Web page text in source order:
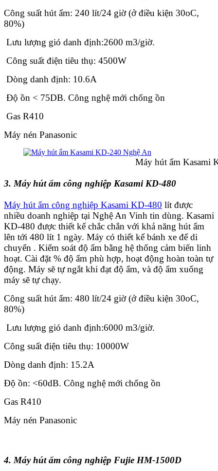
Công suất hút ẩm: 240 lít/24 giờ (ở điều kiện 30oC,
80%)
Lưu lượng gió danh định:2600 m3/giờ.
Công suất điện tiêu thụ: 4500W
Dòng danh định: 10.6A
Độ ồn < 75DB. Công nghệ mới chống ồn
Gas R410
Máy nén Panasonic
Máy hút ẩm Kasami KD-
3. Máy hút ẩm công nghiệp Kasami KD-480
Máy hút ẩm công nghiệp Kasami KD-480 lít được
nhiều doanh nghiệp tại Nghệ An Vinh tin dùng. Kasami
KD-480 được thiết kế chắc chắn với khả năng hút ẩm
lên tới 480 lít 1 ngày. Máy có thiết kế bánh xe để di
chuyển . Kiểm soát độ ẩm bằng hệ thống cảm biến linh
hoạt. Cài đặt % độ ẩm phù hợp, hoạt động hoàn toàn tự
động. Máy sẽ tự ngắt khi đạt độ ẩm, và độ ẩm xuống
máy sẽ tự chạy.
Công suất hút ẩm: 480 lít/24 giờ (ở điều kiện 30oC,
80%)
Lưu lượng gió danh định:6000 m3/giờ.
Công suất điện tiêu thụ: 10000W
Dòng danh định: 15.2A
Độ ồn: <60dB. Công nghệ mới chống ồn
Gas R410
Máy nén Panasonic
4. Máy hút ẩm công nghiệp Fujie HM-1500D